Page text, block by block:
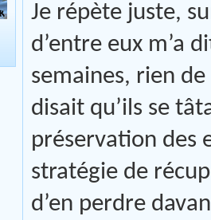
Je répète juste,
d’entre eux m’a
semaines, rien
disait qu’ils se
préservation des
stratégie de
d’en perdre